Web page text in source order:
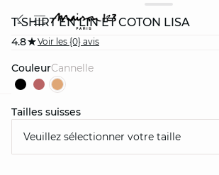
T-SHIRT EN LIN ET COTON LISA
4.8 Voir les {0} avis
Couleur cannelle
Tailles suisses
Veuillez sélectionner votre taille